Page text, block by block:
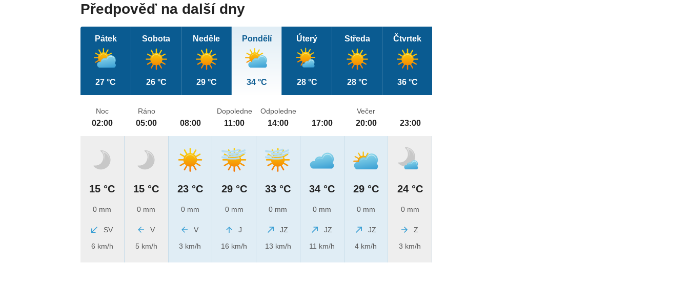
Předpověď na další dny
Pátek
27 °C
Sobota
26 °C
Neděle
29 °C
Pondělí
34 °C
Úterý
28 °C
Středa
28 °C
Čtvrtek
36 °C
Noc
02:00
15 °C
0 mm
SV
6 km/h
Ráno
05:00
15 °C
0 mm
V
5 km/h
08:00
23 °C
0 mm
V
3 km/h
Dopoledne
11:00
29 °C
0 mm
J
16 km/h
Odpoledne
14:00
33 °C
0 mm
JZ
13 km/h
17:00
34 °C
0 mm
JZ
11 km/h
Večer
20:00
29 °C
0 mm
JZ
4 km/h
23:00
24 °C
0 mm
Z
3 km/h